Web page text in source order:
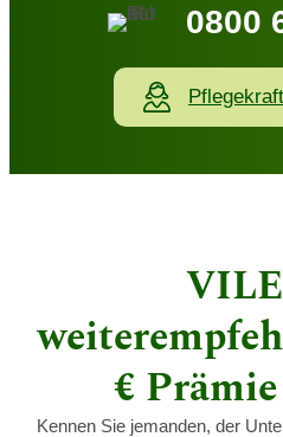
0800
€
Kennen Sie jemanden, der